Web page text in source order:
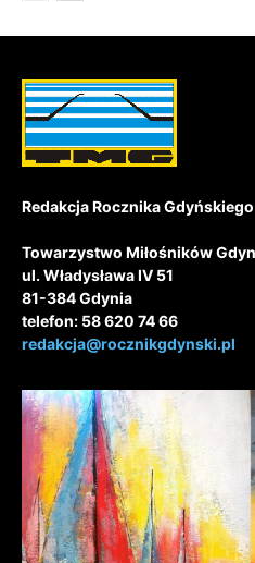
Redakcja Rocznika Gdyńskiego
Towarzystwo Miłośników
ul. Władysława IV 51
81-384 Gdynia
telefon: 58 620 74 66
redakcja@rocznikgdynski.pl